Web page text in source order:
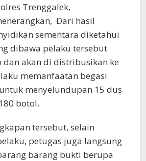
Trenggalek,
Dari hasil
sementara diketahui
dibawa pelaku tersebut
dan akan di distribusikan ke
memanfaatan begasi
menyelundupan 15 dus
botol.
tersebut, selain
petugas juga langsung
barang bukti berupa